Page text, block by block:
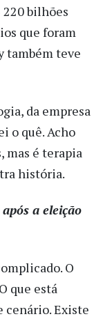
220 bilhões
que foram
também teve
da empresa
o quê. Acho
mas é terapia
história.
a eleição
O
que está
cenário. Existe